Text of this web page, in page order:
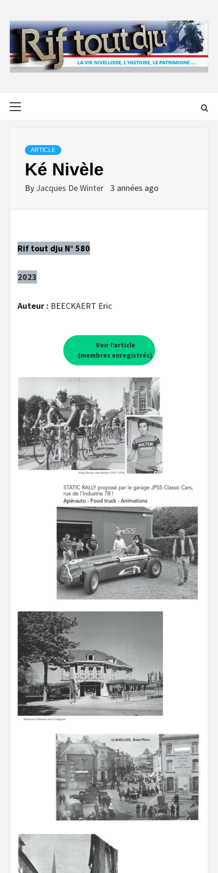
content
ARTICLE
Ké Nivèle
By Jacques De Winter 3 années ago
Rif tout dju N° 580
2023
Auteur : BEECKAERT Eric
Voir l’article
(membres enregistrés)